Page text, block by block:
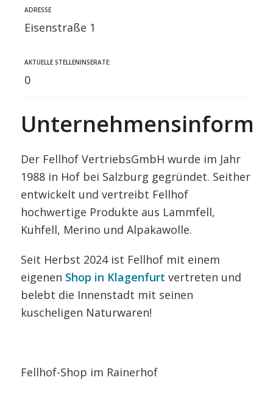
ADRESSE
Eisenstraße 1
AKTUELLE STELLENINSERATE:
0
Der Fellhof VertriebsGmbH wurde im Jahr
1988 in Hof bei Salzburg gegründet. Seither
entwickelt und vertreibt Fellhof
hochwertige Produkte aus Lammfell,
Kuhfell, Merino und Alpakawolle.
Seit Herbst 2024 ist Fellhof mit einem
eigenen Shop in Klagenfurt vertreten und
belebt die Innenstadt mit seinen
kuscheligen Naturwaren!
Fellhof-Shop im Rainerhof